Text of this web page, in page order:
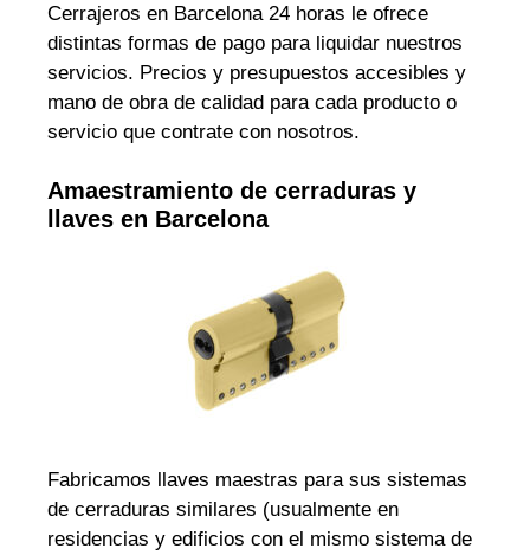
Cerrajeros en Barcelona 24 horas le ofrece
distintas formas de pago para liquidar nuestros
servicios. Precios y presupuestos accesibles y
mano de obra de calidad para cada producto o
servicio que contrate con nosotros.
Amaestramiento de cerraduras y
llaves en Barcelona
Fabricamos llaves maestras para sus sistemas
de cerraduras similares (usualmente en
residencias y edificios con el mismo sistema de